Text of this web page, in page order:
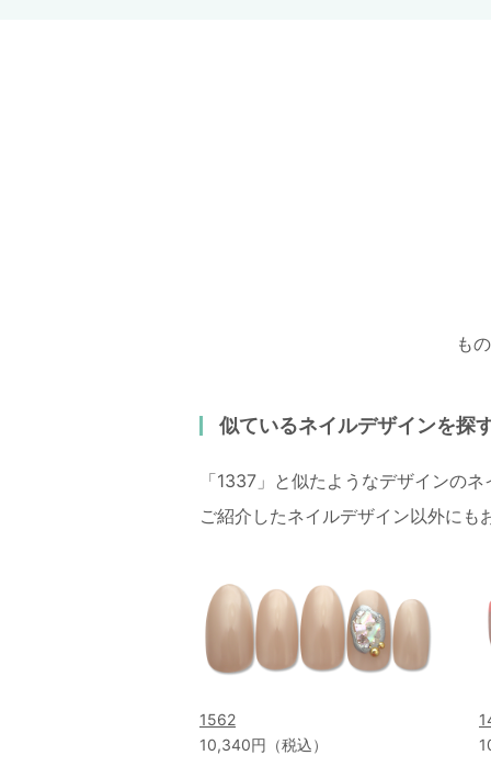
も
似ているネイルデザインを探
「1337」と似たようなデザインのネ
ご紹介したネイルデザイン以外にも
1562
10,340円（税込）